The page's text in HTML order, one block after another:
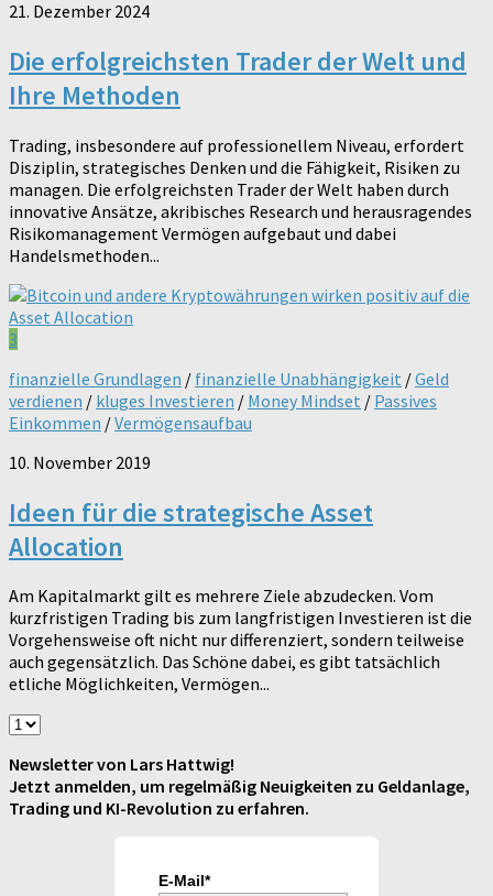
21. Dezember 2024
Die erfolgreichsten Trader der Welt und
Ihre Methoden
Trading, insbesondere auf professionellem Niveau, erfordert
Disziplin, strategisches Denken und die Fähigkeit, Risiken zu
managen. Die erfolgreichsten Trader der Welt haben durch
innovative Ansätze, akribisches Research und herausragendes
Risikomanagement Vermögen aufgebaut und dabei
Handelsmethoden...
3
finanzielle Grundlagen / finanzielle Unabhängigkeit /Geld
verdienen / kluges Investieren / Money Mindset / Passives
Einkommen /Vermögensaufbau
10. November 2019
Ideen für die strategische Asset
Allocation
Am Kapitalmarkt gilt es mehrere Ziele abzudecken. Vom
kurzfristigen Trading bis zum langfristigen Investieren ist die
Vorgehensweise oft nicht nur differenziert, sondern teilweise
auch gegensätzlich. Das Schöne dabei, es gibt tatsächlich
etliche Möglichkeiten, Vermögen...
Newsletter von Lars Hattwig!
Jetzt anmelden, um regelmäßig Neuigkeiten zu Geldanlage,
Trading und KI-Revolution zu erfahren.
E-Mail*